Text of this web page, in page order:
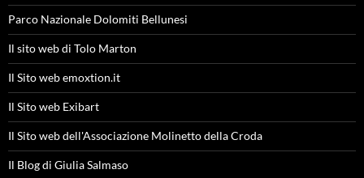
Parco Nazionale Dolomiti Bellunesi
Il sito web di Tolo Marton
Il Sito web emoxtion.it
Il Sito web Exibart
Il Sito web dell'Associazione Molinetto della Croda
Il Blog di Giulia Salmaso